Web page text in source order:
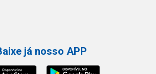
já nosso APP